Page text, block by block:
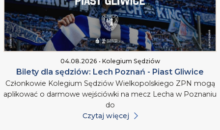
04.08.2026 • Kolegium Sędziów
Bilety dla sędziów: Lech Poznań - Piast Gliwice
Członkowie Kolegium Sędziów Wielkopolskiego ZPN mogą
aplikować o darmowe wejściówki na mecz Lecha w Poznaniu
do
Czytaj więcej